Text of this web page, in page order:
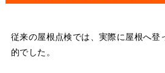
従来の屋根点検では、実際に屋根へ登
的でした。